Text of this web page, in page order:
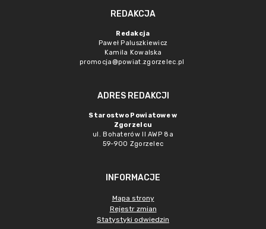
REDAKCJA
Redakcja
Paweł Paluszkiewicz
Kamila Kowalska
promocja@powiat.zgorzelec.pl
ADRES REDAKCJI
Starostwo Powiatowe w
Zgorzelcu
ul. Bohaterów II AWP 8a
59-900 Zgorzelec
INFORMACJE
Mapa strony
Rejestr zmian
Statystyki odwiedzin